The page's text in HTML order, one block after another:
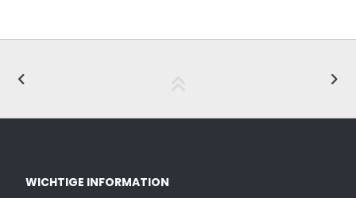
WICHTIGE INFORMATION